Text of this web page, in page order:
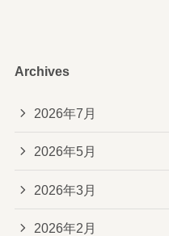
Archives
2026年7月
2026年5月
2026年3月
2026年2月